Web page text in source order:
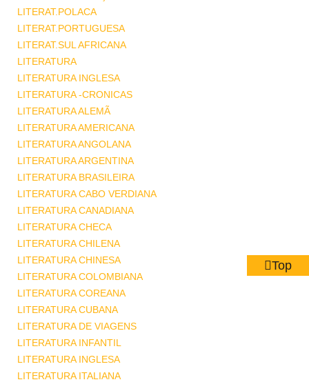
LITERAT.POLACA
LITERAT.PORTUGUESA
LITERAT.SUL AFRICANA
LITERATURA
LITERATURA INGLESA
LITERATURA -CRONICAS
LITERATURA ALEMÃ
LITERATURA AMERICANA
LITERATURA ANGOLANA
LITERATURA ARGENTINA
LITERATURA BRASILEIRA
LITERATURA CABO VERDIANA
LITERATURA CANADIANA
LITERATURA CHECA
LITERATURA CHILENA
LITERATURA CHINESA
LITERATURA COLOMBIANA
LITERATURA COREANA
LITERATURA CUBANA
LITERATURA DE VIAGENS
LITERATURA INFANTIL
LITERATURA INGLESA
LITERATURA ITALIANA
Top